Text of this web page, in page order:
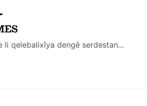
li qelebalixîya dengê serdestan...